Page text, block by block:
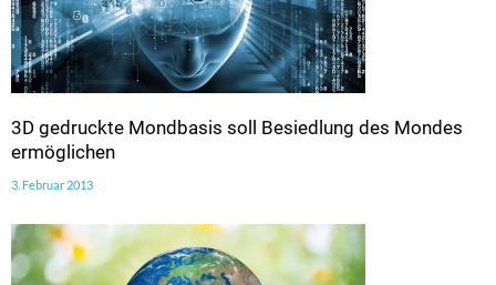
3D gedruckte Mondbasis soll Besiedlung des Mondes
ermöglichen
3. Februar 2013